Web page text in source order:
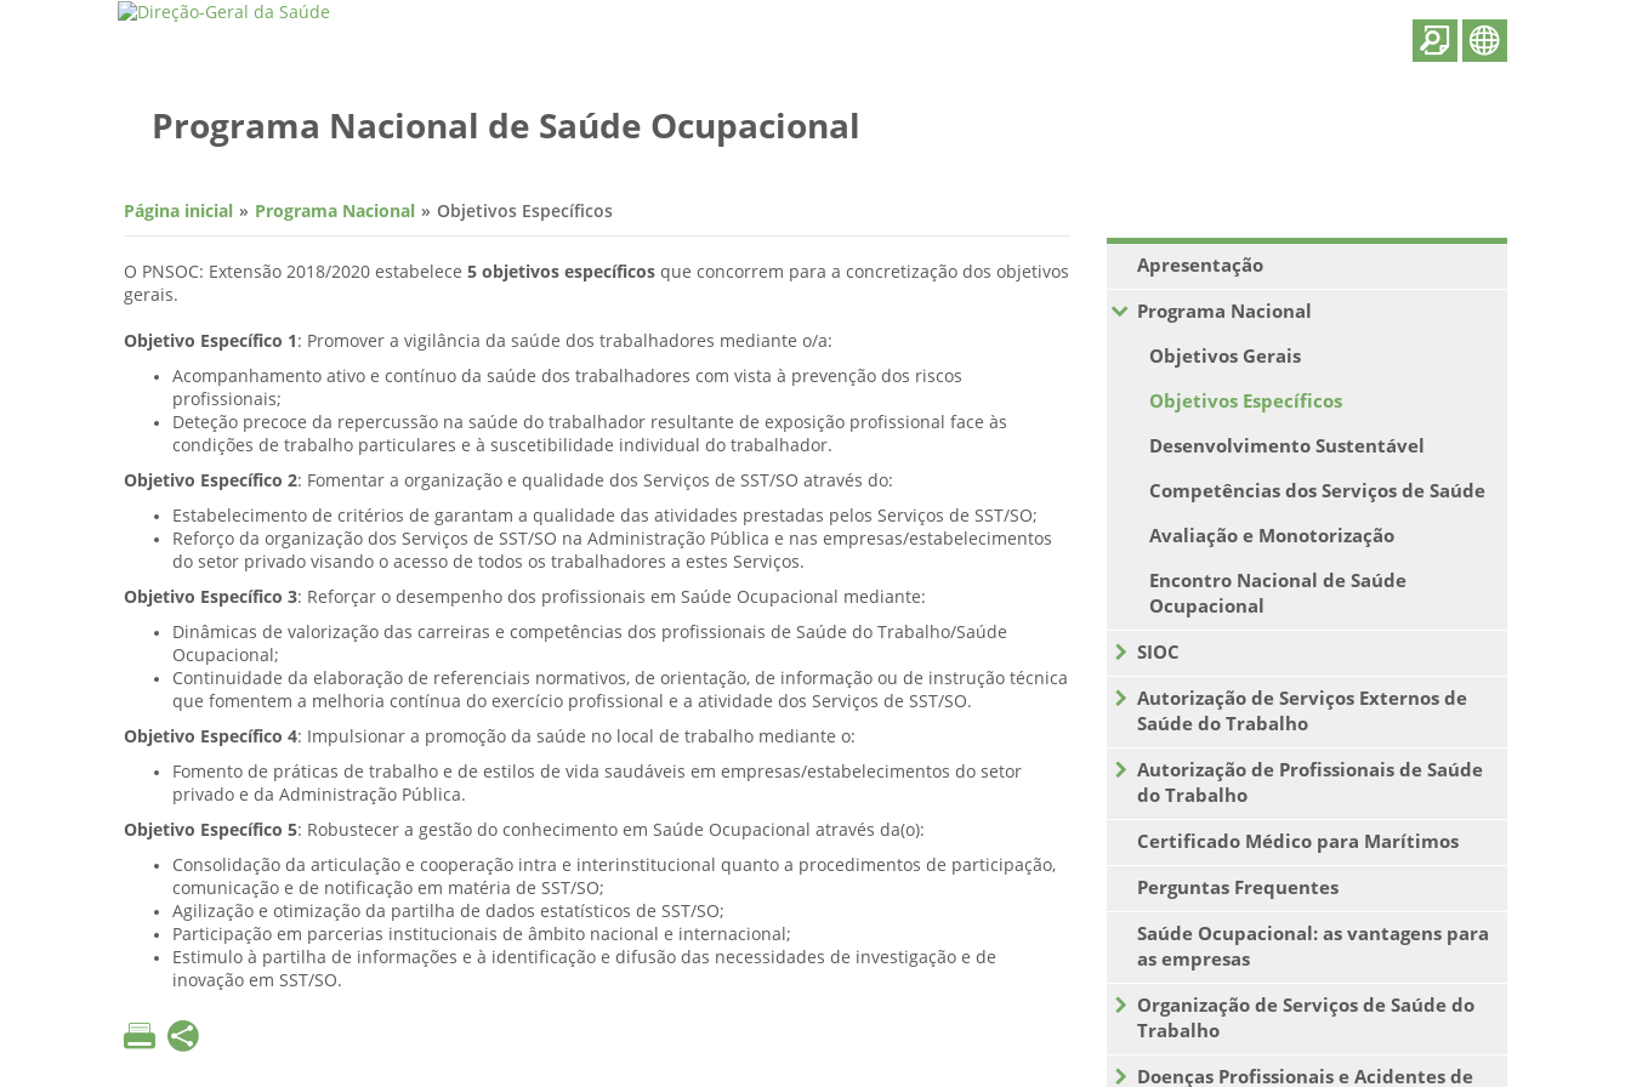
Programa Nacional de Saúde Ocupacional
Página inicial Programa Nacional Objetivos Específicos
O PNSOC: Extensão 2018/2020 estabelece 5 objetivos específicos que concorrem para a concretização dos objetivos
gerais.
Objetivo Específico 1: Promover a vigilância da saúde dos trabalhadores mediante o/a:
Acompanhamento ativo e contínuo da saúde dos trabalhadores com vista à prevenção dos riscos
profissionais;
Deteção precoce da repercussão na saúde do trabalhador resultante de exposição profissional face às
condições de trabalho particulares e à suscetibilidade individual do trabalhador.
Objetivo Específico 2: Fomentar a organização e qualidade dos Serviços de SST/SO através do:
Estabelecimento de critérios de garantam a qualidade das atividades prestadas pelos Serviços de SST/SO;
Reforço da organização dos Serviços de SST/SO na Administração Pública e nas empresas/estabelecimentos
do setor privado visando o acesso de todos os trabalhadores a estes Serviços.
Objetivo Específico 3: Reforçar o desempenho dos profissionais em Saúde Ocupacional mediante:
Dinâmicas de valorização das carreiras e competências dos profissionais de Saúde do Trabalho/Saúde
Ocupacional;
Continuidade da elaboração de referenciais normativos, de orientação, de informação ou de instrução técnica
que fomentem a melhoria contínua do exercício profissional e a atividade dos Serviços de SST/SO.
Objetivo Específico 4: Impulsionar a promoção da saúde no local de trabalho mediante o:
Fomento de práticas de trabalho e de estilos de vida saudáveis em empresas/estabelecimentos do setor
privado e da Administração Pública.
Objetivo Específico 5: Robustecer a gestão do conhecimento em Saúde Ocupacional através da(o):
Consolidação da articulação e cooperação intra e interinstitucional quanto a procedimentos de participação,
comunicação e de notificação em matéria de SST/SO;
Agilização e otimização da partilha de dados estatísticos de SST/SO;
Participação em parcerias institucionais de âmbito nacional e internacional;
Estimulo à partilha de informações e à identificação e difusão das necessidades de investigação e de
inovação em SST/SO.
Apresentação
Programa Nacional
Objetivos Gerais
Objetivos Específicos
Desenvolvimento Sustentável
Competências dos Serviços de Saúde
Avaliação e Monotorização
Encontro Nacional de Saúde
Ocupacional
SIOC
Autorização de Serviços Externos de
Saúde do Trabalho
Autorização de Profissionais de Saúde
do Trabalho
Certificado Médico para Marítimos
Perguntas Frequentes
Saúde Ocupacional: as vantagens para
as empresas
Organização de Serviços de Saúde do
Trabalho
Doenças Profissionais e Acidentes de